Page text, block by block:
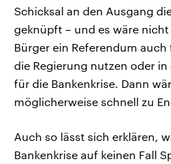
Schicksal an den Ausgang
geknüpft – und es wäre nicht
Bürger ein Referendum
die Regierung nutzen oder
für die Bankenkrise. Dann
möglicherweise schnell zu
Auch so lässt sich erklären,
Bankenkrise auf keinen Fall